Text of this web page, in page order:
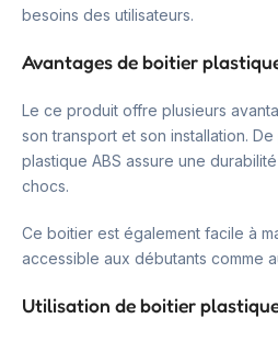
besoins des utilisateurs.
Avantages de boitier
Le ce produit offre plusieurs
son transport et son installation.
plastique ABS assure une
chocs.
Ce boitier est également facile à
accessible aux débutants comme
Utilisation de boitier